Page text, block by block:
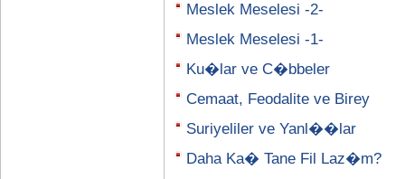
Meslek Meselesi -2-
Meslek Meselesi -1-
Ku�lar ve C�bbeler
Cemaat, Feodalite ve Birey
Suriyeliler ve Yanl��lar
Daha Ka� Tane Fil Laz�m?